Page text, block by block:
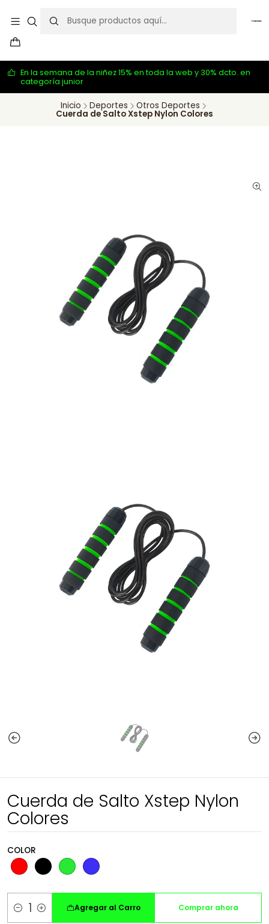
En la semana de la niñez 15% en toda la web y 30% dcto. en
categoría junior
Inicio Deportes Otros Deportes
Cuerda de Salto Xstep Nylon Colores
Cuerda de Salto Xstep Nylon
Colores
COLOR
Cantidad
Agregar al Carro Comprar ahora